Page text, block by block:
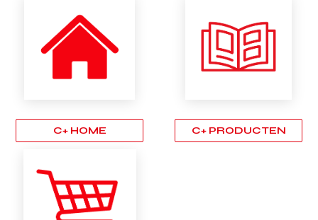
C+ HOME C+ PRODUCTEN